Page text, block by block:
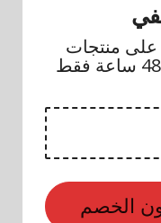
تصل إلي 80% على منتجات
الخصم